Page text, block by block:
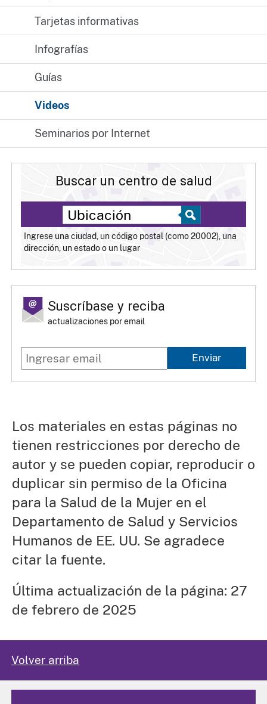
Tarjetas informativas
Infografías
Guías
Videos
Seminarios por Internet
Buscar un centro de salud
Ingrese una ciudad, un código postal (como 20002), una
dirección, un estado o un lugar
Suscríbase y reciba
actualizaciones por email
Enviar
Los materiales en estas páginas no
tienen restricciones por derecho de
autor y se pueden copiar, reproducir o
duplicar sin permiso de la Oficina
para la Salud de la Mujer en el
Departamento de Salud y Servicios
Humanos de EE. UU. Se agradece
citar la fuente.
Última actualización de la página: 27
de febrero de 2025
Volver arriba